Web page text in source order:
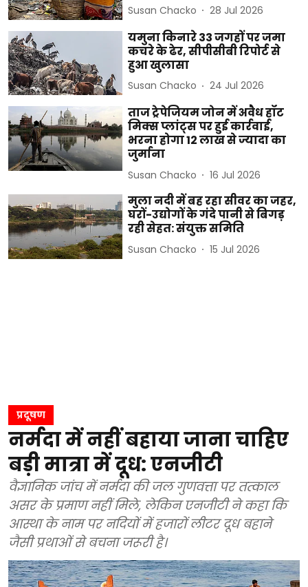
Susan Chacko 28 Jul 2026
यमुना किनारे 33 जगहों पर जमा
कचरे के ढेर, सीपीसीबी रिपोर्ट से
हुआ खुलासा
Susan Chacko 24 Jul 2026
ताज ट्रेपेजियम जोन में अवैध हॉट
मिक्स प्लांट्स पर हुई कार्रवाई,
भरना होगा 12 लाख से ज्यादा का
जुर्माना
Susan Chacko 16 Jul 2026
मुला नदी में बह रहा सीवर का जहर,
घरों-उद्योगों के गंदे पानी से बिगड़
रही सेहत: संयुक्त समिति
Susan Chacko 15 Jul 2026
प्रदूषण
नर्मदा में नहीं बहाया जाना चाहिए
बड़ी मात्रा में दूध: एनजीटी
वैज्ञानिक जांच में नर्मदा की जल गुणवत्ता पर तत्काल
असर के प्रमाण नहीं मिले, लेकिन एनजीटी ने कहा कि
आस्था के नाम पर नदियों में हजारों लीटर दूध बहाने
जैसी प्रथाओं से बचना जरूरी है।